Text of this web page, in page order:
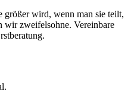
größer wird, wenn man sie teilt,
wir zweifelsohne. Vereinbare